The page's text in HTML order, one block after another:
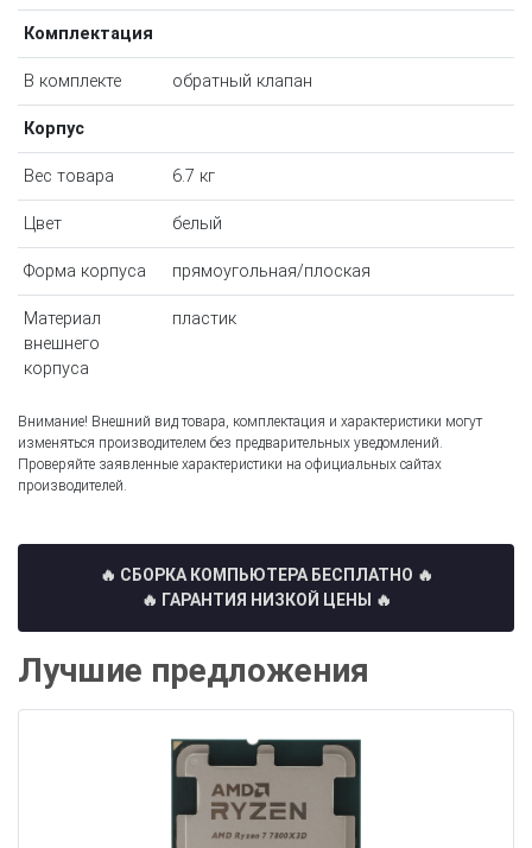
Комплектация
В комплекте обратный клапан
Корпус
Вес товара 6.7 кг
Цвет белый
Форма корпуса прямоугольная/плоская
Материал
внешнего
корпуса
пластик
Внимание! Внешний вид товара, комплектация и характеристики могут
изменяться производителем без предварительных уведомлений.
Проверяйте заявленные характеристики на официальных сайтах
производителей.
🔥 СБОРКА КОМПЬЮТЕРА БЕСПЛАТНО 🔥
🔥 ГАРАНТИЯ НИЗКОЙ ЦЕНЫ 🔥
Лучшие предложения